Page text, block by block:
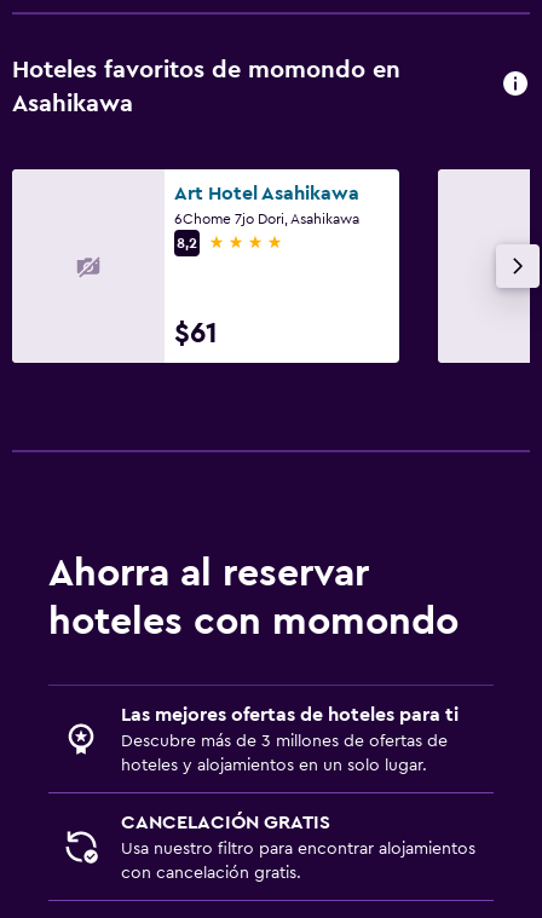
Habitación
Perchero
Cámaras CCTV en zonas comunes
Seguridad las 24 horas
Hoteles favoritos de momondo en
Asahikawa
Art Hotel Asahikawa
6Chome 7jo Dori, Asahikawa
8,2
4 estrellas
$61
Ahorra al reservar
hoteles con momondo
Las mejores ofertas de hoteles para ti
Descubre más de 3 millones de ofertas de
hoteles y alojamientos en un solo lugar.
CANCELACIÓN GRATIS
Usa nuestro filtro para encontrar alojamientos
con cancelación gratis.